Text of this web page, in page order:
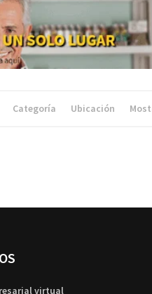
Categoría Ubicación
virtual